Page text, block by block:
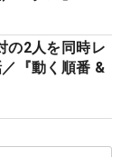
の2人を同時レ
『動く順番 &